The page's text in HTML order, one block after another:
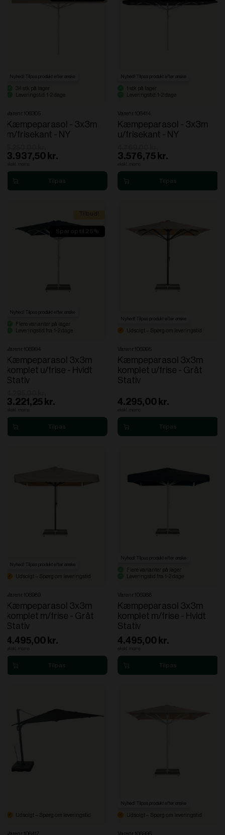
3.937,50 kr.
Nyhed! Tilpas produkt efter ønske
34 stk på lager
Leveringstid: 1-2 dage
Varenr. 106305
Kæmpeparasol - 3x3m
m/frisekant - NY
3.576,75 kr.
Nyhed! Tilpas produkt efter ønske
1 stk på lager
Leveringstid: 1-2 dage
Varenr. 106414
Kæmpeparasol - 3x3m
u/frisekant - NY
Tilbud!
Spar op til 25%
3.221,25 kr.
Nyhed! Tilpas produkt efter ønske
Flere varianter på lager
Leveringstid fra: 1-2 dage
Varenr. 106994
Kæmpeparasol 3x3m
komplet u/frise - Hvidt
Stativ
4.295,00 kr.
Nyhed! Tilpas produkt efter ønske
Udsolgt – Spørg om leveringstid
Varenr. 106995
Kæmpeparasol 3x3m
komplet u/frise - Gråt
Stativ
4.495,00 kr.
Nyhed! Tilpas produkt efter ønske
Udsolgt – Spørg om leveringstid
Varenr. 106989
Kæmpeparasol 3x3m
komplet m/frise - Gråt
Stativ
4.495,00 kr.
Nyhed! Tilpas produkt efter ønske
Flere varianter på lager
Leveringstid fra: 1-2 dage
Varenr. 106988
Kæmpeparasol 3x3m
komplet m/frise - Hvidt
Stativ
Udsolgt – Spørg om leveringstid
Nyhed! Tilpas produkt efter ønske
Udsolgt – Spørg om leveringstid